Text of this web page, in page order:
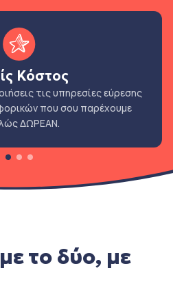
Κόστος
τις υπηρεσίες εύρεσης
που σου παρέχουμε
ΔΩΡΕΑΝ.
το δύο, με